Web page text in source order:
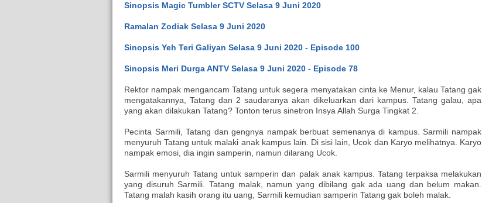
Sinopsis Magic Tumbler SCTV Selasa 9 Juni 2020
Ramalan Zodiak Selasa 9 Juni 2020
Sinopsis Yeh Teri Galiyan Selasa 9 Juni 2020 - Episode 100
Sinopsis Meri Durga ANTV Selasa 9 Juni 2020 - Episode 78
Rektor nampak mengancam Tatang untuk segera menyatakan cinta ke Menur, kalau Tatang gak
mengatakannya, Tatang dan 2 saudaranya akan dikeluarkan dari kampus. Tatang galau, apa
yang akan dilakukan Tatang? Tonton terus sinetron Insya Allah Surga Tingkat 2.
Pecinta Sarmili, Tatang dan gengnya nampak berbuat semenanya di kampus. Sarmili nampak
menyuruh Tatang untuk malaki anak kampus lain. Di sisi lain, Ucok dan Karyo melihatnya. Karyo
nampak emosi, dia ingin samperin, namun dilarang Ucok.
Sarmili menyuruh Tatang untuk samperin dan palak anak kampus. Tatang terpaksa melakukan
yang disuruh Sarmili. Tatang malak, namun yang dibilang gak ada uang dan belum makan.
Tatang malah kasih orang itu uang, Sarmili kemudian samperin Tatang gak boleh malak.